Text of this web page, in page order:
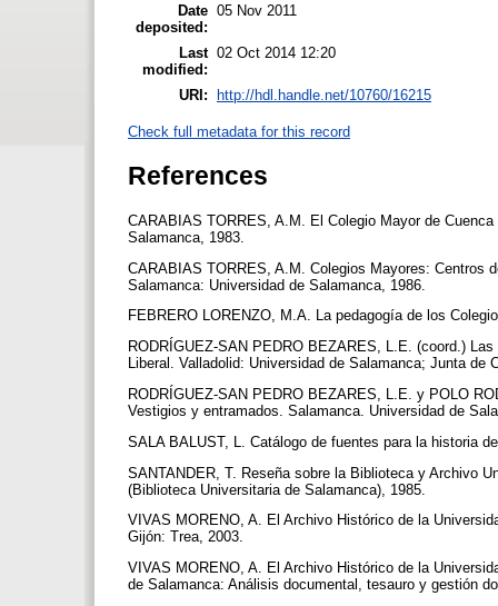
Date
deposited:
05 Nov 2011
Last
modified:
02 Oct 2014 12:20
URI: http://hdl.handle.net/10760/16215
Check full metadata for this record
References
CARABIAS TORRES, A.M. El Colegio Mayor de
Salamanca, 1983.
CARABIAS TORRES, A.M. Colegios Mayores: Centros
Salamanca: Universidad de Salamanca, 1986.
FEBRERO LORENZO, M.A. La pedagogía de los
RODRÍGUEZ-SAN PEDRO BEZARES, L.E. (coord.)
Liberal. Valladolid: Universidad de Salamanca; Junta de
RODRÍGUEZ-SAN PEDRO BEZARES, L.E. y POLO
Vestigios y entramados. Salamanca. Universidad de
SALA BALUST, L. Catálogo de fuentes para la historia
SANTANDER, T. Reseña sobre la Biblioteca y Archivo
(Biblioteca Universitaria de Salamanca), 1985.
VIVAS MORENO, A. El Archivo Histórico de la
Gijón: Trea, 2003.
VIVAS MORENO, A. El Archivo Histórico de la
de Salamanca: Análisis documental, tesauro y gestión